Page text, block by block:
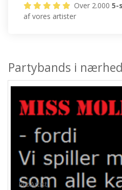
Over 2.0005-
af vores artister
Partybands i
ProArtist